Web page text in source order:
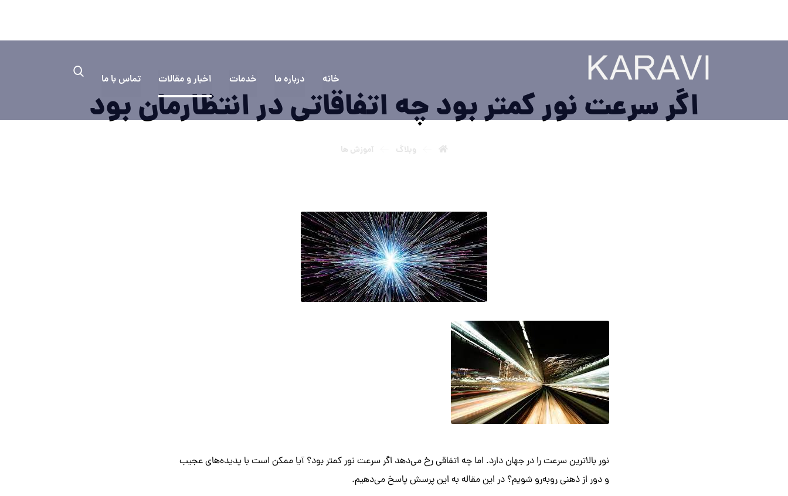
تماس با ما اخبار و مقالات خدمات درباره ما خانه
اگر سرعت نور کمتر بود چه اتفاقاتی در انتظارمان بود
وبلاگ آموزش ها
نور بالاترین سرعت را در جهان دارد. اما چه اتفاقی رخ می‌دهد اگر سرعت نور کمتر بود؟ آیا ممکن است با پدیده‌های عجیب
و دور از ذهنی روبه‌رو شویم؟ در این مقاله به این پرسش پاسخ می‌دهیم.